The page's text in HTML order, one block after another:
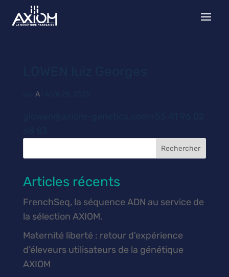
A|
Rechercher
Articles récents
FrenchSeq, la séquence ADN au service de
la sélection AXIOM.
Maternité liberté : retour d’expérience
d’éleveurs utilisateurs de la génétique
AXIOM